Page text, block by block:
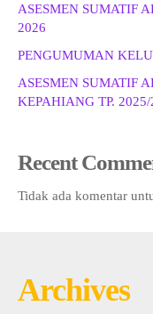
ASESMEN SUMATIF
2026
PENGUMUMAN
ASESMEN SUMATIF
KEPAHIANG TP. 2025/
Recent
Tidak ada komentar
Archives